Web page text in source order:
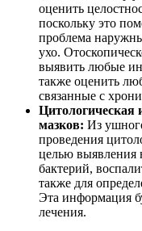
оценить
поскольку это
проблема
ухо.
выявить любые
также оценить
связанные с
Цитологическая
мазков: Из
проведения
целью выявления
бактерий,
также для
Эта информация
лечения.